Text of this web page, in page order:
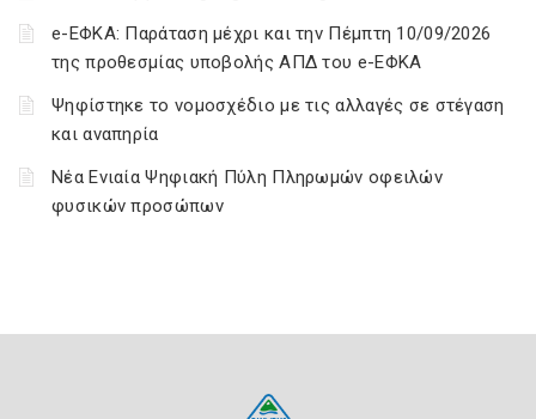
e-ΕΦΚΑ: Παράταση μέχρι και την Πέμπτη 10/09/2026
της προθεσμίας υποβολής ΑΠΔ του e-ΕΦΚΑ
Ψηφίστηκε το νομοσχέδιο με τις αλλαγές σε στέγαση
και αναπηρία
Νέα Ενιαία Ψηφιακή Πύλη Πληρωμών οφειλών
φυσικών προσώπων